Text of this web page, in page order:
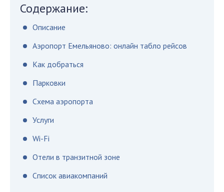
Содержание:
Описание
Аэропорт Емельяново: онлайн табло рейсов
Как добраться
Парковки
Схема аэропорта
Услуги
Wi-Fi
Отели в транзитной зоне
Список авиакомпаний